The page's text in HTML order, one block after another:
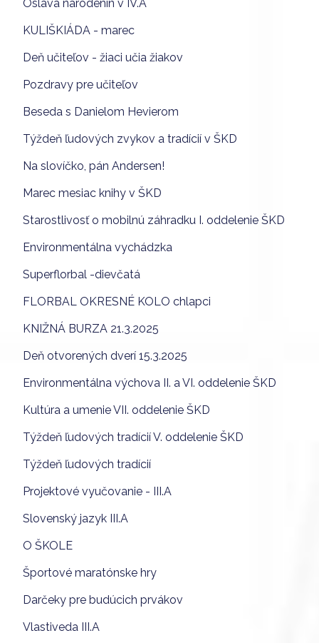
Oslava narodenín v IV.A
KULIŠKIÁDA - marec
Deň učiteľov - žiaci učia žiakov
Pozdravy pre učiteľov
Beseda s Danielom Hevierom
Týždeň ľudových zvykov a tradícií v ŠKD
Na slovíčko, pán Andersen!
Marec mesiac knihy v ŠKD
Starostlivosť o mobilnú záhradku I. oddelenie ŠKD
Environmentálna vychádzka
Superflorbal -dievčatá
FLORBAL OKRESNÉ KOLO chlapci
KNIŽNÁ BURZA 21.3.2025
Deň otvorených dverí 15.3.2025
Environmentálna výchova II. a VI. oddelenie ŠKD
Kultúra a umenie VII. oddelenie ŠKD
Týždeň ľudových tradícií V. oddelenie ŠKD
Týždeň ľudových tradícií
Projektové vyučovanie - III.A
Slovenský jazyk III.A
O ŠKOLE
Športové maratónske hry
Darčeky pre budúcich prvákov
Vlastiveda III.A